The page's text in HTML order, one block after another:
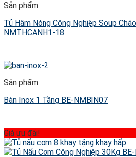
Sản phẩm
Tủ Hâm Nóng Công Nghiệp Soup
NMTHCANH1-18
Sản phẩm
Bàn Inox 1 Tầng BE-NMBIN07
Giá ưu đãi!